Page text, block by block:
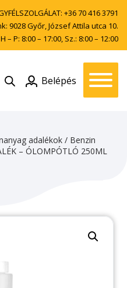
+36 70 416 3791
9028 Győr, József Attila utca 10.
– P: 8:00 – 17:00, Sz.: 8:00 – 12:00
Belépés
adalékok / Benzin
– ÓLOMPÓTLÓ 250ML